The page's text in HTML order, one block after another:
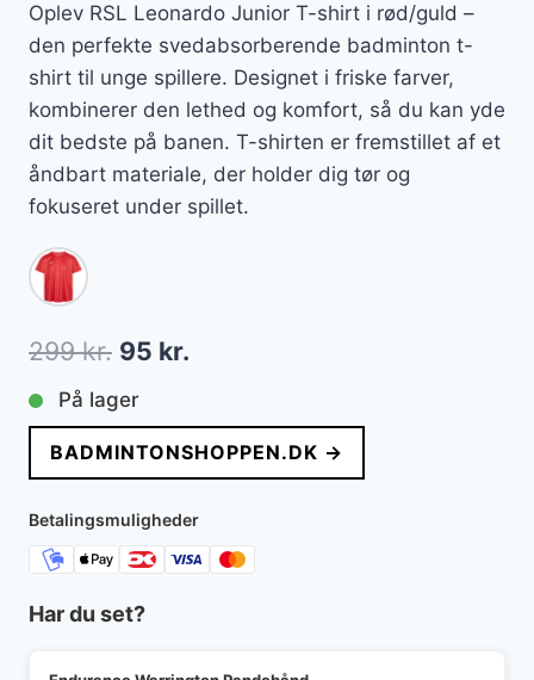
Oplev RSL Leonardo Junior T-shirt i rød/guld –
den perfekte svedabsorberende badminton t-
shirt til unge spillere. Designet i friske farver,
kombinerer den lethed og komfort, så du kan yde
dit bedste på banen. T-shirten er fremstillet af et
åndbart materiale, der holder dig tør og
fokuseret under spillet.
299kr. Den
oprindelige
pris
var:
299 kr..
95 kr.
pris
er:
95 kr..
På lager
BADMINTONSHOPPEN.DK →
Betalingsmuligheder
Har du set?